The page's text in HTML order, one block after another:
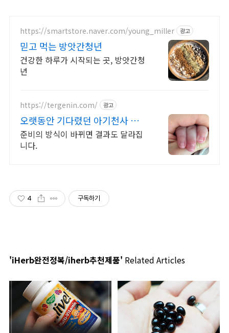
https://smartstore.naver.com/young_miller 광고
믿고 먹는 방앗간청년
건강한 하루가 시작되는 곳, 방앗간청
년
https://tergenin.com/ 광고
오랫동안 기다렸던 아기천사 간절
함을위한가장과학적인한알
준비의 방식이 바뀌면 결과도 달라집
니다.
4 구독하기
'iHerb완전정복/iherb추천제품' Related Articles